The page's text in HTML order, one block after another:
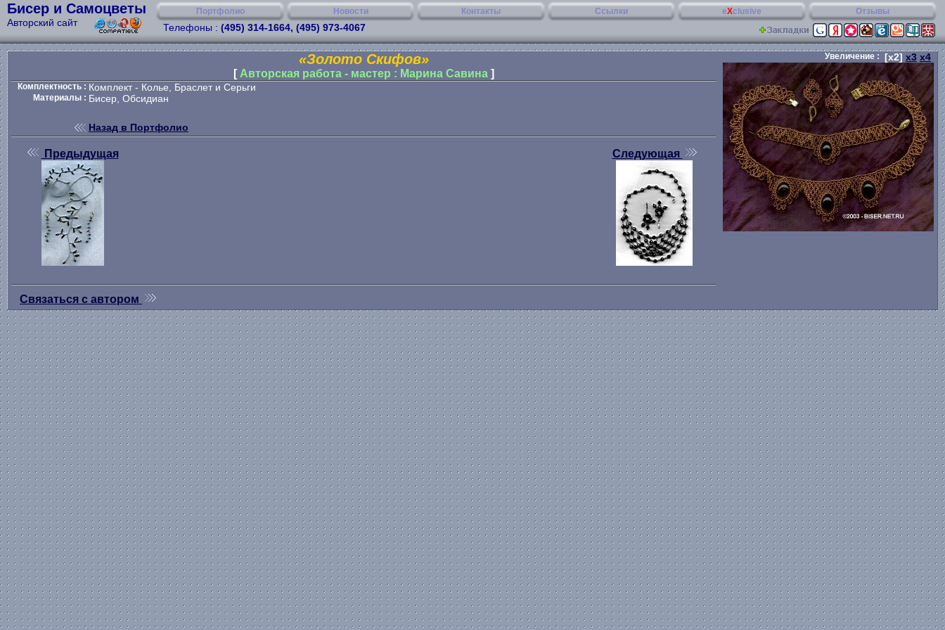
Бисер и Самоцветы
Авторский сайт
Портфолио Новости Контакты Ссылки eXclusive Отзывы
Телефоны : (495) 314-1664, (495) 973-4067
«Золото Скифов»
[Авторская работа - мастер : Марина Савина ]
Комплектность : Комплект - Колье, Браслет и Серьги
Материалы : Бисер, Обсидиан
Назад в Портфолио
Предыдущая Следующая
Связаться с автором
Увеличение : [x2] x3 x4